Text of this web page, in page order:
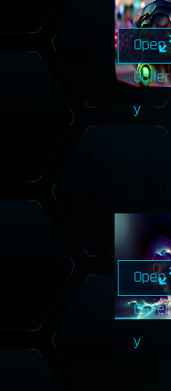
Open
Galler
y
Open
Galler
y